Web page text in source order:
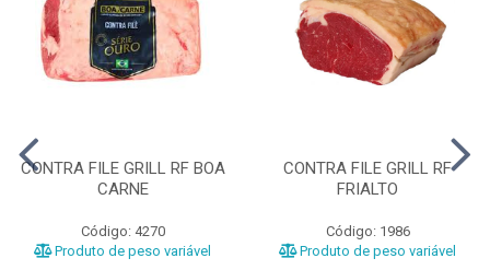
CONTRA FILE GRILL RF BOA
CARNE
Código: 4270
Produto de peso variável
CONTRA FILE GRILL RF
FRIALTO
Código: 1986
Produto de peso variável